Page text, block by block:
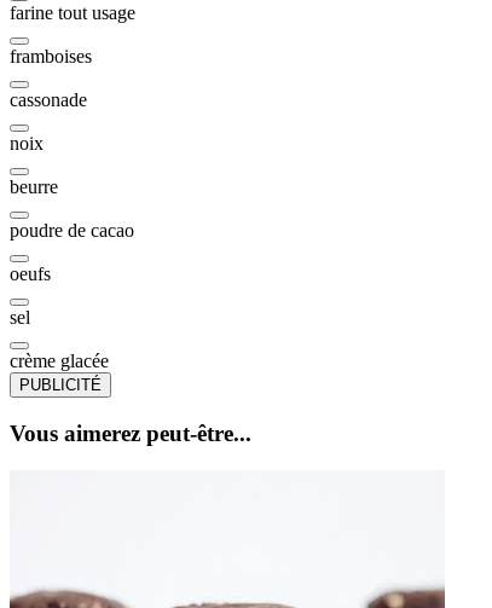
farine tout usage
framboises
cassonade
noix
beurre
poudre de cacao
oeufs
sel
crème glacée
PUBLICITÉ
Vous aimerez peut-être...